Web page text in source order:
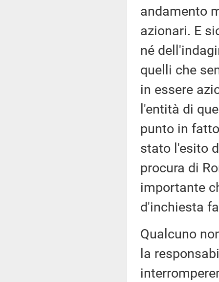
andamento
azionari. E
né
quelli che
in essere
l'entità di
punto in
stato l'esito
procura di
importante
d'inchiesta
Qualcuno
la